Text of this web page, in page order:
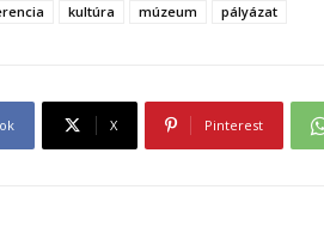
kultúra múzeum pályázat
X Pinterest